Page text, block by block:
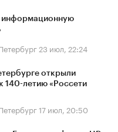
информационную
23 июл, 22:24
открыли
140-летию «Россети
17 июл, 20:50